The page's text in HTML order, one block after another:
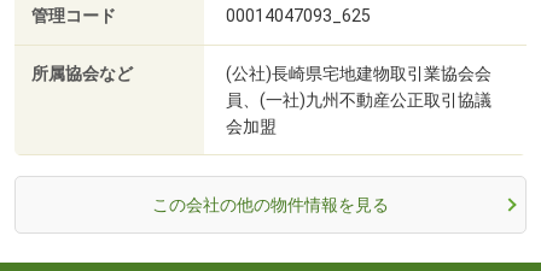
管理コード 00014047093_625
所属協会など
(公社)長崎県宅地建物取引業協会会
員、(一社)九州不動産公正取引協議
会加盟
この会社の他の物件情報を見る